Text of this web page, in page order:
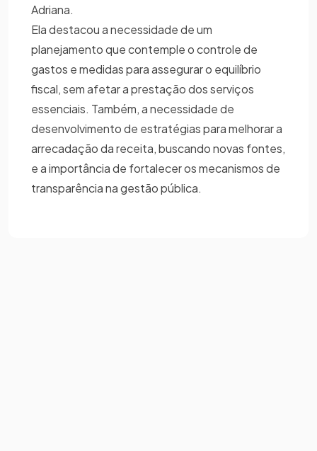
Adriana.
Ela destacou a necessidade de um
planejamento que contemple o controle de
gastos e medidas para assegurar o equilíbrio
fiscal, sem afetar a prestação dos serviços
essenciais. Também, a necessidade de
desenvolvimento de estratégias para melhorar a
arrecadação da receita, buscando novas fontes,
e a importância de fortalecer os mecanismos de
transparência na gestão pública.